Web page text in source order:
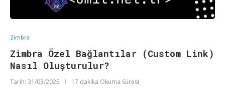
Zimbra
Zimbra Özel Bağlantılar (Custom Link)
Nasıl Oluşturulur?
Tarih: 31/03/2025 17 dakika Okuma Süresi